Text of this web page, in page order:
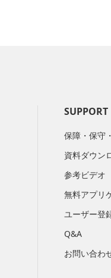
SUPPORT
保障・保守
資料ダウン
参考ビデオ
無料アプリ
ユーザー登
Q&A
お問い合わ